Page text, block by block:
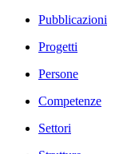
Pubblicazioni
Progetti
Persone
Competenze
Settori